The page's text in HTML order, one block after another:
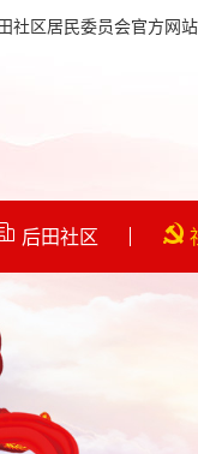
区居民委员会官方网站
后田社区